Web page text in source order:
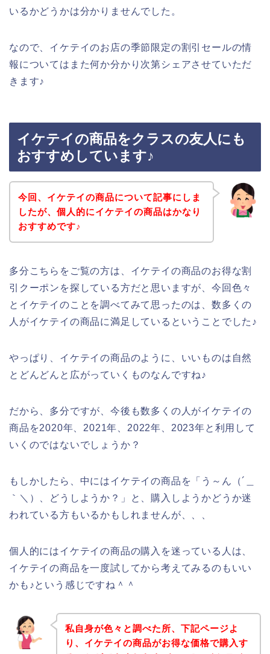
いるかどうかは分かりませんでした。
なので、イケテイのお店の季節限定の割引セールの情
報についてはまた何か分かり次第シェアさせていただ
きます♪
イケテイの商品をクラスの友人にも
おすすめしています♪
今回、イケテイの商品について記事にしま
したが、個人的にイケテイの商品はかなり
おすすめです♪
多分こちらをご覧の方は、イケテイの商品のお得な割
引クーポンを探している方だと思いますが、今回色々
とイケテイのことを調べてみて思ったのは、数多くの
人がイケテイの商品に満足しているということでした♪
やっぱり、イケテイの商品のように、いいものは自然
とどんどんと広がっていくものなんですね♪
だから、多分ですが、今後も数多くの人がイケテイの
商品を2020年、2021年、2022年、2023年と利用して
いくのではないでしょうか？
もしかしたら、中にはイケテイの商品を「う～ん（´＿
｀＼）、どうしようか？」と、購入しようかどうか迷
われている方もいるかもしれませんが、、、
個人的にはイケテイの商品の購入を迷っている人は、
イケテイの商品を一度試してから考えてみるのもいい
かも♪という感じですね＾＾
私自身が色々と調べた所、下記ページよ
り、イケテイの商品がお得な価格で購入す